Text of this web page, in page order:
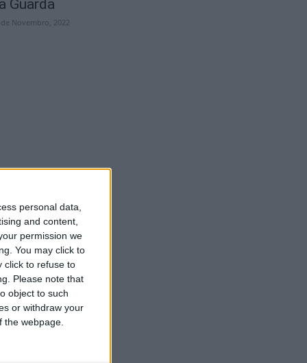
personal data,
and content,
permission we
You may click to
click to refuse to
Please note that
object to such
or withdraw your
webpage.
Guarda
Novembro, 2022